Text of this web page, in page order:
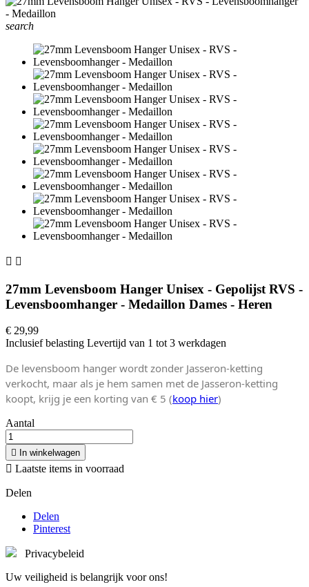
search
 
27mm Levensboom Hanger Unisex - Gepolijst RVS -
Levensboomhanger - Medaillon Dames - Heren
€ 29,99
Inclusief belasting Levertijd van 1 tot 3 werkdagen
De levensboom hanger wordt zonder Jasseron-ketting
verkocht, maar als je hem samen met de Jasseron-ketting
koopt, krijg je een korting van € 5 (koop hier)
Aantal
 In winkelwagen
 Laatste items in voorraad
Delen
Delen
Pinterest
Privacybeleid
Uw veiligheid is belangrijk voor ons!